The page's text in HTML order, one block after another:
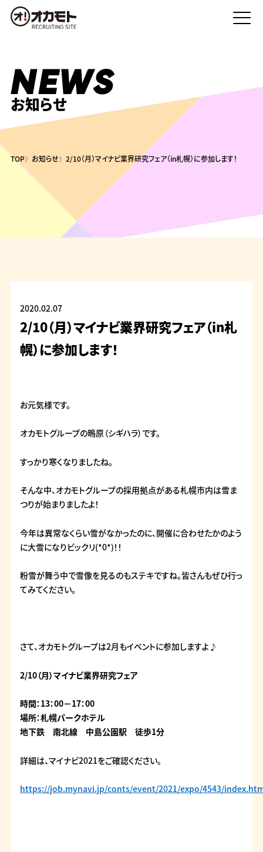
NEWS
お知らせ
TOP お知らせ 2/10（月）マイナビ業界研究フェア（in札幌）に参加します！
2020.02.07
2/10（月）マイナビ業界研究フェア（in札
幌）に参加します！
お元気様です。
オカモトグループの鴫原（シギハラ）です。
すっかり寒くなりましたね。
そんな中、オカモトグループの採用拠点がある札幌市内は雪ま
つりが始まりましたよ！
今年は異常なくらい雪がなかったのに、開催に合わせたかのよう
に大雪になりビックリ(*0*)！！
粉雪が舞う中で雪像を見るのもステキですね。皆さんもぜひ行っ
てみてください。
さて、オカモトグループは2月もイベントに参加しますよ♪
2/10（月）マイナビ業界研究フェア
時間：13：00－17：00
場所：札幌パークホテル
地下鉄 南北線 中島公園駅 徒歩1分
詳細は、マイナビ2021をご確認ください。
https://job.mynavi.jp/conts/event/2021/expo/4543/